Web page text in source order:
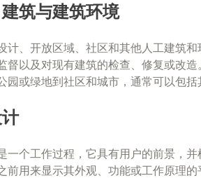
建筑与建筑环境
计、开放区域、社区和其他人工建筑
督以及对现有建筑的检查、修复或改
园或绿地到社区和城市，通常可以包括
一个工作过程，它具有用户的前景，
前用来显示其外观、功能或工作原理